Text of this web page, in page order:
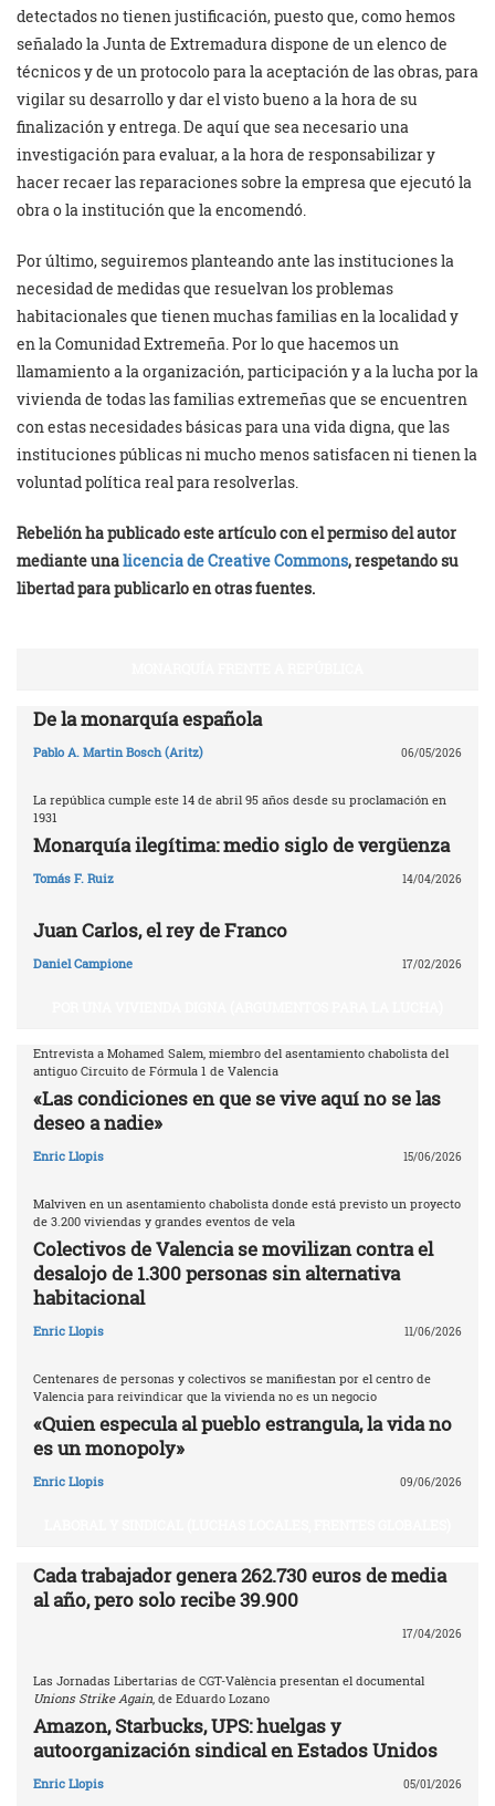
detectados no tienen justificación, puesto que, como hemos
señalado la Junta de Extremadura dispone de un elenco de
técnicos y de un protocolo para la aceptación de las obras, para
vigilar su desarrollo y dar el visto bueno a la hora de su
finalización y entrega. De aquí que sea necesario una
investigación para evaluar, a la hora de responsabilizar y
hacer recaer las reparaciones sobre la empresa que ejecutó la
obra o la institución que la encomendó.
Por último, seguiremos planteando ante las instituciones la
necesidad de medidas que resuelvan los problemas
habitacionales que tienen muchas familias en la localidad y
en la Comunidad Extremeña. Por lo que hacemos un
llamamiento a la organización, participación y a la lucha por la
vivienda de todas las familias extremeñas que se encuentren
con estas necesidades básicas para una vida digna, que las
instituciones públicas ni mucho menos satisfacen ni tienen la
voluntad política real para resolverlas.
Rebelión ha publicado este artículo con el permiso del autor
mediante unalicencia de Creative Commons, respetando su
libertad para publicarlo en otras fuentes.
De la monarquía española
Pablo A. Martin Bosch (Aritz) 06/05/2026
La república cumple este 14 de abril 95 años desde su proclamación en
1931
Monarquía ilegítima: medio siglo de vergüenza
Tomás F. Ruiz 14/04/2026
Juan Carlos, el rey de Franco
Daniel Campione 17/02/2026
Entrevista a Mohamed Salem, miembro del asentamiento chabolista del
antiguo Circuito de Fórmula 1 de Valencia
«Las condiciones en que se vive aquí no se las
deseo a nadie»
Enric Llopis 15/06/2026
Malviven en un asentamiento chabolista donde está previsto un proyecto
de 3.200 viviendas y grandes eventos de vela
Colectivos de Valencia se movilizan contra el
desalojo de 1.300 personas sin alternativa
habitacional
Enric Llopis 11/06/2026
Centenares de personas y colectivos se manifiestan por el centro de
Valencia para reivindicar que la vivienda no es un negocio
«Quien especula al pueblo estrangula, la vida no
es un monopoly»
Enric Llopis 09/06/2026
Cada trabajador genera 262.730 euros de media
al año, pero solo recibe 39.900
17/04/2026
Las Jornadas Libertarias de CGT-València presentan el documental
Unions Strike Again, de Eduardo Lozano
Amazon, Starbucks, UPS: huelgas y
autoorganización sindical en Estados Unidos
Enric Llopis 05/01/2026